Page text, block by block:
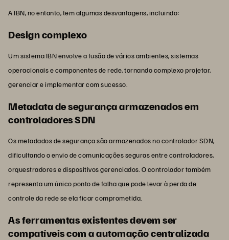
A IBN, no entanto, tem algumas desvantagens, incluindo:
Design complexo
Um sistema IBN envolve a fusão de vários ambientes, sistemas
operacionais e componentes de rede, tornando complexo projetar,
gerenciar e implementar com sucesso.
Metadata de segurança armazenados em
controladores SDN
Os metadados de segurança são armazenados no controlador SDN,
dificultando o envio de comunicações seguras entre controladores,
orquestradores e dispositivos gerenciados. O controlador também
representa um único ponto de falha que pode levar à perda de
controle da rede se ela ficar comprometida.
As ferramentas existentes devem ser
compatíveis com a automação centralizada